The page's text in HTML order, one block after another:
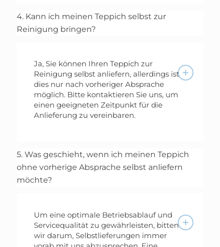
4. Kann ich meinen Teppich selbst zur
Reinigung bringen?
Ja, Sie können Ihren Teppich zur
Reinigung selbst anliefern, allerdings ist
dies nur nach vorheriger Absprache
möglich. Bitte kontaktieren Sie uns, um
einen geeigneten Zeitpunkt für die
Anlieferung zu vereinbaren.
5. Was geschieht, wenn ich meinen Teppich
ohne vorherige Absprache selbst anliefern
möchte?
Um eine optimale Betriebsablauf und
Servicequalität zu gewährleisten, bitten
wir darum, Selbstlieferungen immer